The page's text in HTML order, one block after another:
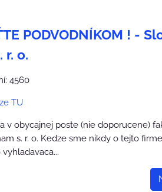
PODVODNÍKOM ! -
r. o.
4560
TU
v obycajnej poste (nie doporucene)
s. r. o. Kedze sme nikdy o tejto